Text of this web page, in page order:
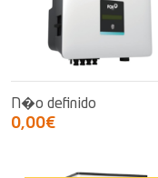
N�o definido
0,00€